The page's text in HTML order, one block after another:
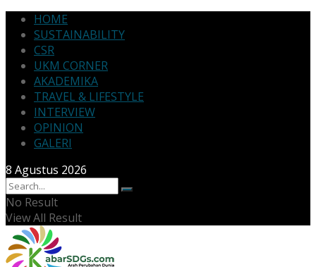
HOME
SUSTAINABILITY
CSR
UKM CORNER
AKADEMIKA
TRAVEL & LIFESTYLE
INTERVIEW
OPINION
GALERI
8 Agustus 2026
No Result
View All Result